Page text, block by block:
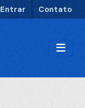
Entrar Contato